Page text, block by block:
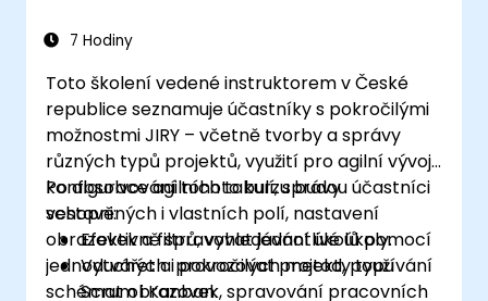
7 Hodiny
Toto školení vedené instruktorem v České
republice seznamuje účastníky s pokročilými
možnostmi JIRY – včetně tvorby a správy
různých typů projektů, využití pro agilní vývoj,
konfigurace agilních tabulí, správy
vestavěných i vlastních polí, nastavení
obrazovek a filtrů, vyhledávání úkolů pomocí
jednoduchých i pokročilých metod, používání
schémat obrazovek, spravování pracovních
Po absolvování tohoto kurzu budou účastníci
schopni:
Efektivně spravovat jednotlivé úkoly.
Vytvářet a provozovat projekty typu
Scrum i Kanban.